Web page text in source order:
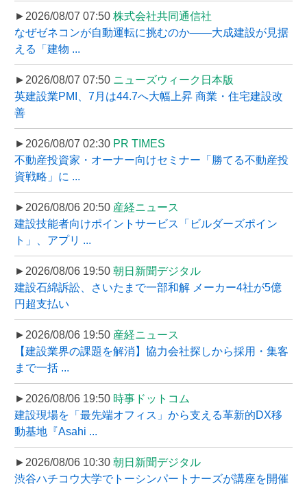
►2026/08/07 07:50 株式会社共同通信社
なぜゼネコンが自動運転に挑むのか――大成建設が見据
える「建物 ...
►2026/08/07 07:50 ニューズウィーク日本版
英建設業PMI、7月は44.7へ大幅上昇 商業・住宅建設改
善
►2026/08/07 02:30 PR TIMES
不動産投資家・オーナー向けセミナー「勝てる不動産投
資戦略」に ...
►2026/08/06 20:50 産経ニュース
建設技能者向けポイントサービス「ビルダーズポイン
ト」、アプリ ...
►2026/08/06 19:50 朝日新聞デジタル
建設石綿訴訟、さいたまで一部和解 メーカー4社が5億
円超支払い
►2026/08/06 19:50 産経ニュース
【建設業界の課題を解消】協力会社探しから採用・集客
まで一括 ...
►2026/08/06 19:50 時事ドットコム
建設現場を「最先端オフィス」から支える革新的DX移
動基地『Asahi ...
►2026/08/06 10:30 朝日新聞デジタル
渋谷ハチコウ大学でトーシンパートナーズが講座を開催